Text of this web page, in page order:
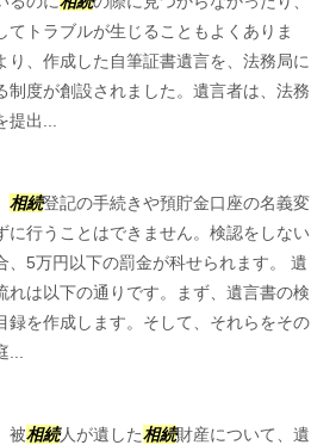
てトラブルが生じることもよくありま
り、作成した自筆証書遺言を、法務局に
制度が創設されました。遺言者は、法務
出...
相続登記の手続きや預貯金口座の名義変
に行うことはできません。検認をしない
、5万円以下の罰金が科せられます。 遺
れは以下の通りです。まず、遺言書の検
録を作成します。そして、それらをその
被相続人が遺した相続財産について、遺